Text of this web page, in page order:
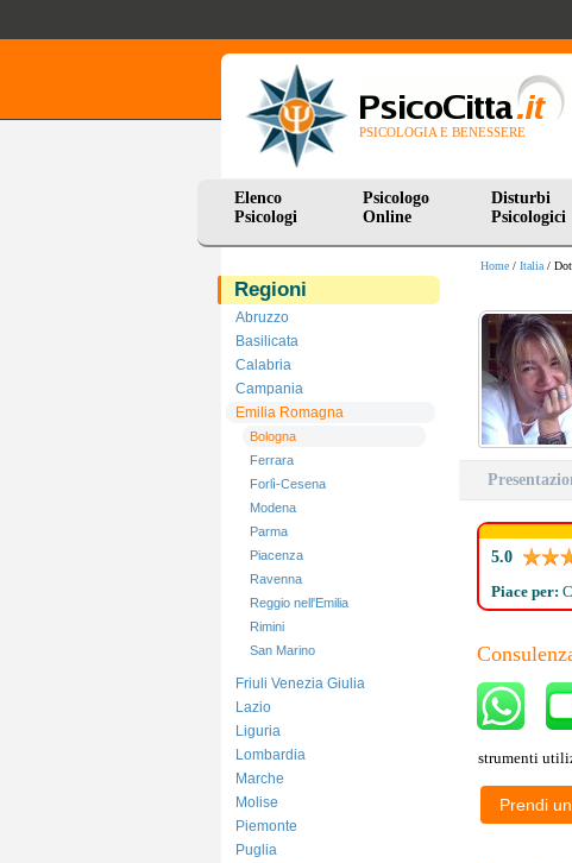
PSICOLOGIA E BENESSERE
Elenco
Psicologi
Psicologo
Online
Disturbi
Psicologici
Home / Italia /
Regioni
Abruzzo
Basilicata
Calabria
Campania
Emilia Romagna
Bologna
Ferrara
Forlì-Cesena
Modena
Parma
Piacenza
Ravenna
Reggio nell'Emilia
Rimini
San Marino
Friuli Venezia Giulia
Lazio
Liguria
Lombardia
Marche
Molise
Piemonte
Puglia
5.0
Piace per:
5.0
strumenti
Prendi